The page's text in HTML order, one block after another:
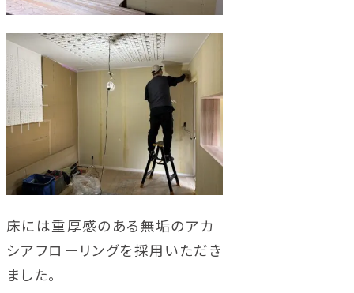
床には重厚感のある無垢のアカ
シアフローリングを採用いただき
ました。